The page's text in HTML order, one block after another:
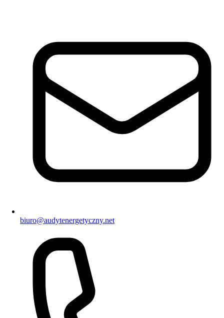
biuro@audytenergetyczny.net